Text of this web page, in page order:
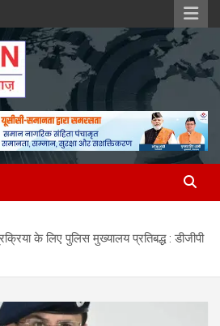
के लिए पुलिस मुख्यालय प्रतिबद्ध : डीजीपी